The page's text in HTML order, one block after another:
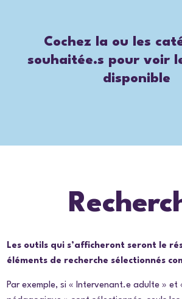
Cochez la ou les
souhaitée.s pour voir
disponible
Les outils qui s’afficheront seront le
éléments de recherche sélectionnés
Par exemple, si « Intervenant.e adulte » et